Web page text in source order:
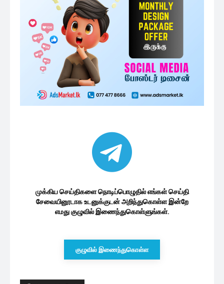
முக்கிய செய்திகளை நொடிப்பொழுதில் எங்கள் செய்தி
சேவையினூடாக உடனுக்குடன் அறிந்துகொள்ள இன்றே
எமது குழுவில் இணைந்துகொள்ளுங்கள்.
குழுவில் இணைந்துகொள்ள